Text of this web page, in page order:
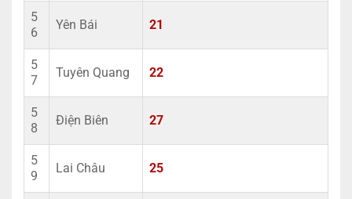
5
6
Yên Bái 21
5
7
Tuyên Quang 22
5
8
Điện Biên 27
5
9
Lai Châu 25